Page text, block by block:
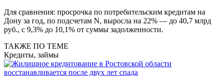
Для сравнения: просрочка по потребительским кредитам на
Дону за год, по подсчетам N, выросла на 22% — до 40,7 млрд
руб., с 9,3% до 10,1% от суммы задолженности.
ТАКЖЕ ПО ТЕМЕ
Кредиты, займы